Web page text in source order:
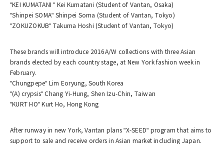
"KEI KUMATANI " Kei Kumatani (Student of Vantan, Osaka)
"Shinpei SOMA" Shinpei Soma (Student of Vantan, Tokyo)
"ZOKUZOKUB" Takuma Hoshi (Student of Vantan, Tokyo)
These brands will introduce 2016A/W collections with three Asian
brands elected by each country stage, at New York fashion week in
February.
"Chungpepe" Lim Eoryung, South Korea
"(A) crypsis" Chang Yi-Hung, Shen Izu-Chin, Taiwan
"KURT HO" Kurt Ho, Hong Kong
After runway in new York, Vantan plans "X-SEED" program that aims to
support to sale and receive orders in Asian market including Japan.